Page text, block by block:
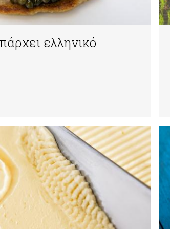
ελληνικό